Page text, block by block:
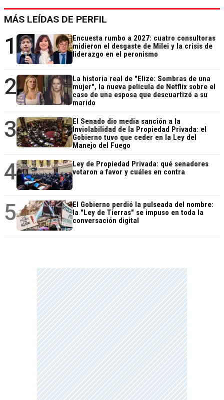
MÁS LEÍDAS DE PERFIL
1
Encuesta rumbo a 2027: cuatro consultoras
midieron el desgaste de Milei y la crisis de
liderazgo en el peronismo
2
La historia real de "Elize: Sombras de una
mujer", la nueva película de Netflix sobre el
caso de una esposa que descuartizó a su
marido
3
El Senado dio media sanción a la
Inviolabilidad de la Propiedad Privada: el
Gobierno tuvo que ceder en la Ley del
Manejo del Fuego
4
Ley de Propiedad Privada: qué senadores
votaron a favor y cuáles en contra
5
El Gobierno perdió la pulseada del nombre:
la "Ley de Tierras" se impuso en toda la
conversación digital